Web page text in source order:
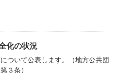
化の状況
ついて公表します。（地方公共団
３条）